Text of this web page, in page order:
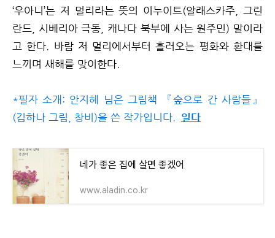
‘우아니’는 저 멀리라는 뜻의 이누이트(알래스카주, 그린
란드, 시베리아 극동, 캐나다 북부에 사는 원주민) 말이라
고 한다. 바람 저 멀리에서부터 흘러오는 평화와 환대를
느끼며 새해를 맞이한다.
*필자 소개: 안지혜 님은 그림책 『숲으로 간 사람들』
(김하나 그림, 창비)을 쓴 작가입니다.
일다
네가 좋은 집에 살면 좋겠어
www.aladin.co.kr